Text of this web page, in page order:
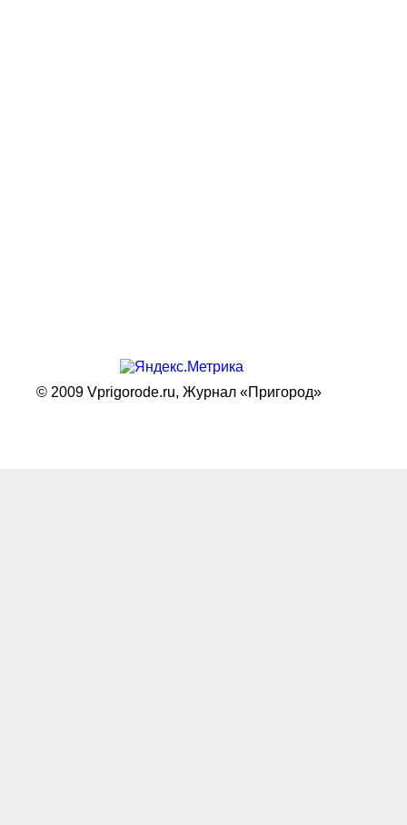
© 2009 Vprigorode.ru, Журнал «Пригород»